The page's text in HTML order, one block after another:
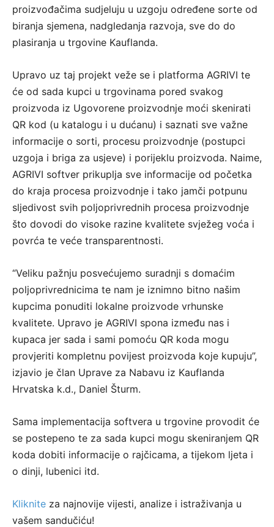
proizvođačima sudjeluju u uzgoju određene sorte od
biranja sjemena, nadgledanja razvoja, sve do do
plasiranja u trgovine Kauflanda.
Upravo uz taj projekt veže se i platforma AGRIVI te
će od sada kupci u trgovinama pored svakog
proizvoda iz Ugovorene proizvodnje moći skenirati
QR kod (u katalogu i u dućanu) i saznati sve važne
informacije o sorti, procesu proizvodnje (postupci
uzgoja i briga za usjeve) i porijeklu proizvoda. Naime,
AGRIVI softver prikuplja sve informacije od početka
do kraja procesa proizvodnje i tako jamči potpunu
sljedivost svih poljoprivrednih procesa proizvodnje
što dovodi do visoke razine kvalitete svježeg voća i
povrća te veće transparentnosti.
“Veliku pažnju posvećujemo suradnji s domaćim
poljoprivrednicima te nam je iznimno bitno našim
kupcima ponuditi lokalne proizvode vrhunske
kvalitete. Upravo je AGRIVI spona između nas i
kupaca jer sada i sami pomoću QR koda mogu
provjeriti kompletnu povijest proizvoda koje kupuju”,
izjavio je član Uprave za Nabavu iz Kauflanda
Hrvatska k.d., Daniel Šturm.
Sama implementacija softvera u trgovine provodit će
se postepeno te za sada kupci mogu skeniranjem QR
koda dobiti informacije o rajčicama, a tijekom ljeta i
o dinji, lubenici itd.
Kliknite za najnovije vijesti, analize i istraživanja u
vašem sandučiću!